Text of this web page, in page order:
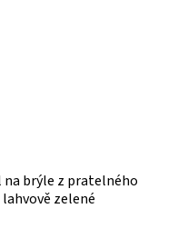
na brýle z pratelného
zelené